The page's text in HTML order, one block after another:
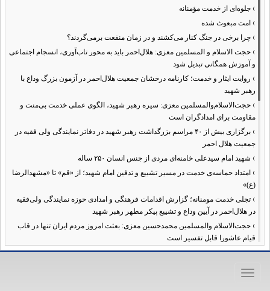
› جلوه‌ای از خدمت مؤمنانه
› امت مبعوث شده
› چرا برخی در جنگ کنار می‌کشند و در زمان منفعت برمی‌گردند؟
› حجت الاسلام و المسلمین معزی: هلال‌احمر باید به محور تاب‌آوری، انسجام اجتماعی
و آموزش همگانی تبدیل شود
› روایت ایثار و خدمت؛ کارنامه درخشان جمعیت هلال‌احمر در آزمون بزرگ وداع با
رهبر شهید
› حجت‌الاسلام‌والمسلمین معزی: سیره رهبر شهید، الگوی عملی خدمت بی‌منت و
مقاومت برای امدادگران است
›
برگزاری بیش از ۴۰ مراسم بزرگداشت رهبر شهید در دفاتر نمایندگی ولی فقیه در
جمعیت هلال احمر
› شهید امام سیدعلی خامنه‌ای مردی از جنس انسان ۲۵۰ ساله
› امتداد حماسه‌ی خدمت در مسیر تشییع و تدفین امام شهید؛ از «قم» تا «مشهدالرضا
(ع)»
› تجلی خدمت مومنانه؛ گزارش اقدامات فرهنگی و امدادی حوزه نمایندگی ولی‌فقیه
در هلال‌احمر در آیین وداع و تشییع پیکر مطهر رهبر شهید
› حجت‌الاسلام والمسلمین محمدحسین معزی: بعثت امروز مردم ایران تنها در قاب
قیام عاشورا قابل تفسیر است
›آمادگی همه‌جانبه معاونت فرهنگی حوزه نمایندگی ولی‌فقیه هلال‌احمر برای
›طنین نوای حسینی در ساختمان صلح؛ ویژه‌برنامه‌های عزاداری دهه اول محرم در
Toggle